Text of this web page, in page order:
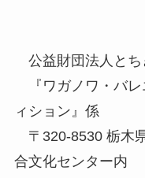
公益財団法人とち
『ワガノワ・バレ
ィション』係
〒320-8530 栃木
合文化センター内